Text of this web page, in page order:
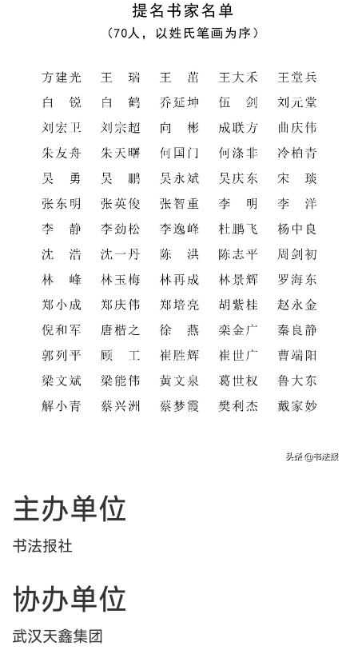
主办单位
书法报社
协办单位
武汉天鑫集团